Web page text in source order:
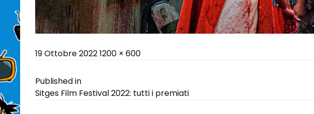
Posted
19 Ottobre 2022Full
1200 × 600
Navigazione
articoli
Published in
Sitges Film Festival 2022: tutti i premiati